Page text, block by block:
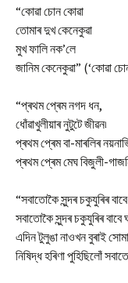
“কোৱা চোন কোৱা
তোমাৰ দুখ কেনেকুৱা
মুখ ফালি নক’লে
জানিম কেনেকুৱা” (‘কোৱা
“প্ৰথম প্ৰেম নগদ ধন,
ধোঁৱাখুলীয়াৰ নুটুটে জীৱন৷
প্ৰথম প্ৰেম বা-মাৰলিৰ
প্ৰথম প্ৰেম মেঘ বিজুলী-
“সবাতোকৈ সুন্দৰ চকুযুৰিৰ
সবাতোকৈ সুন্দৰ চকুযুৰিৰ
এদিন টুলুঙা নাওখন বুৰাই
নিষিদ্ধ হৰিণা পুহিছিলোঁ